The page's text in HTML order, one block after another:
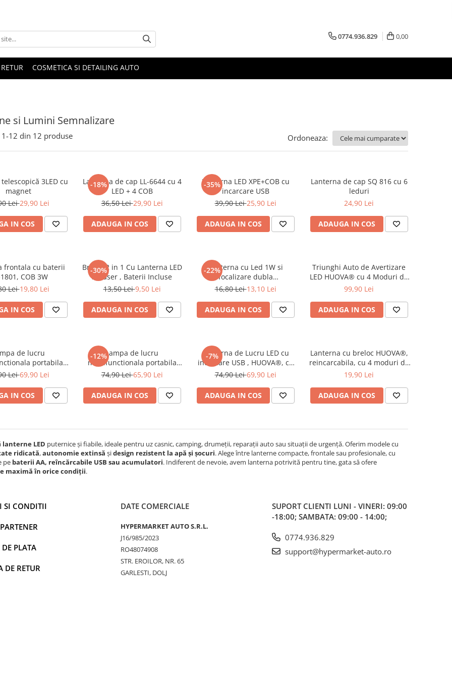
0774.936.829 0,00
COSMETICA SI DETAILING AUTO
si Lumini Semnalizare
1-12 din 12 produse Ordoneaza:
3LED cu
magnet
Lei29,90 Lei
IN COS
-18%
Lanterna de cap LL-6644 cu 4
LED + 4 COB
36,50 Lei29,90 Lei
ADAUGA IN COS
-35%
Lanterna LED XPE+COB cu
incarcare USB
39,90 Lei25,90 Lei
ADAUGA IN COS
Lanterna de cap SQ 816 cu 6
leduri
24,90 Lei
ADAUGA IN COS
frontala cu baterii
1801, COB 3W
Lei19,80 Lei
IN COS
-30%
Breloc 2 in 1 Cu Lanterna LED
si Laser , Baterii Incluse
13,50 Lei9,50 Lei
ADAUGA IN COS
-22%
Lanterna cu Led 1W si
focalizare dubla
aproape/distanta
16,80 Lei13,10 Lei
ADAUGA IN COS
Triunghi Auto de Avertizare
LED HUOVA® cu 4 Moduri de
Iluminare - 2 Intensități
Lumina Continuă, cu
acumulatori
99,90 Lei
ADAUGA IN COS
de lucru
portabila
, 3 moduri de
Lei69,90 Lei
IN COS
-12%Lampa de lucru
multifunctionala portabila
HUOVA®, 3 moduri de
74,90 Lei65,90 Lei
ADAUGA IN COS
-7%
Lanterna de Lucru LED cu
incarcare USB , HUOVA®, cu
flash de avertizare roșu și
74,90 Lei69,90 Lei
ADAUGA IN COS
Lanterna cu breloc HUOVA®,
reincarcabila, cu 4 moduri de
iluminare
19,90 Lei
ADAUGA IN COS
lanterne LED puternice și fiabile, ideale pentru uz casnic, camping, drumeții, reparații auto sau situații de urgență. Oferim modele cu
ridicată,autonomie extinsă șidesign rezistent la apă și șocuri. Alege între lanterne compacte, frontale sau profesionale, cu
pe baterii AA, reîncărcabile USB sau acumulatori. Indiferent de nevoie, avem lanterna potrivită pentru tine, gata să ofere
maximă în orice condiții.
SI CONDITII
PLATA
DE RETUR
DATE COMERCIALE
HYPERMARKET AUTO S.R.L.
J16/985/2023
RO48074908
STR. EROILOR, NR. 65
GARLESTI, DOLJ
SUPORT CLIENTI LUNI - VINERI: 09:00
-18:00; SAMBATA: 09:00 - 14:00;
0774.936.829
support@hypermarket-auto.ro